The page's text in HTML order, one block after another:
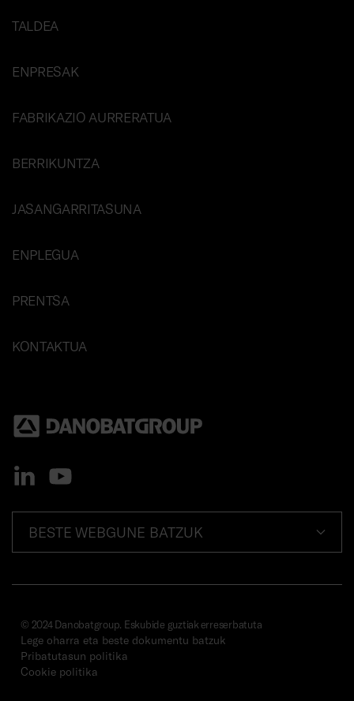
TALDEA
ENPRESAK
FABRIKAZIO AURRERATUA
BERRIKUNTZA
JASANGARRITASUNA
ENPLEGUA
PRENTSA
KONTAKTUA
BESTE WEBGUNE BATZUK
© 2024 Danobatgroup. Eskubide guztiak erreserbatuta
Lege oharra eta beste dokumentu batzuk
Pribatutasun politika
Cookie politika